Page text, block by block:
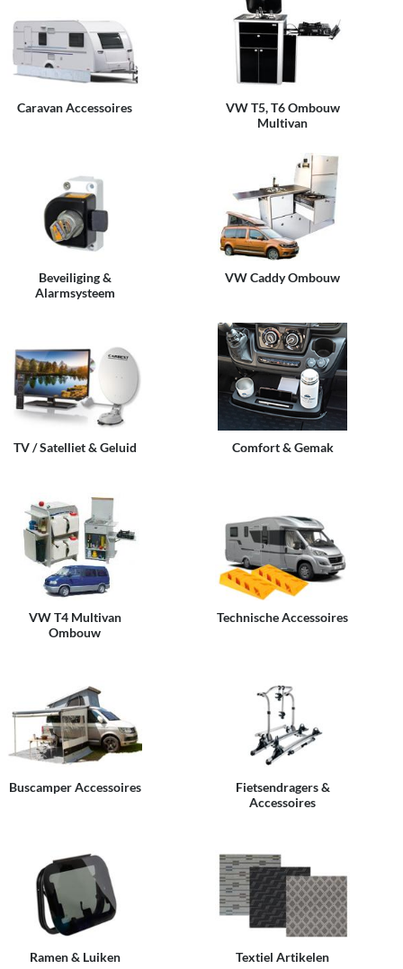
Caravan Accessoires
VW T5, T6 Ombouw
Multivan
Beveiliging &
Alarmsysteem
VW Caddy Ombouw
TV / Satelliet & Geluid Comfort & Gemak
VW T4 Multivan
Ombouw
Technische Accessoires
Buscamper Accessoires
Fietsendragers &
Accessoires
Ramen & Luiken Textiel Artikelen